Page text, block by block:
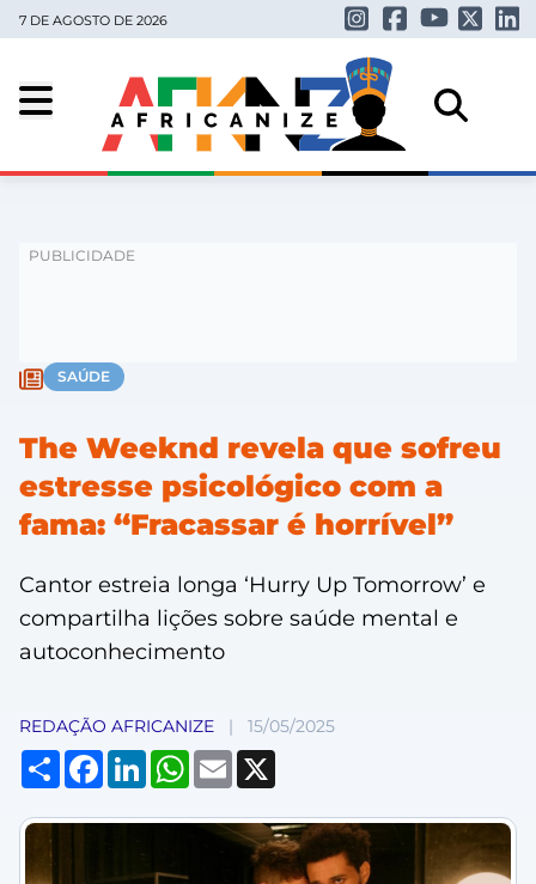
7 DE AGOSTO DE 2026
SAÚDE
The Weeknd revela que sofreu
estresse psicológico com a
fama: “Fracassar é horrível”
Cantor estreia longa ‘Hurry Up Tomorrow’ e
compartilha lições sobre saúde mental e
autoconhecimento
REDAÇÃO AFRICANIZE | 15/05/2025
Compartilhar
Facebook
LinkedInWhatsApp
Email